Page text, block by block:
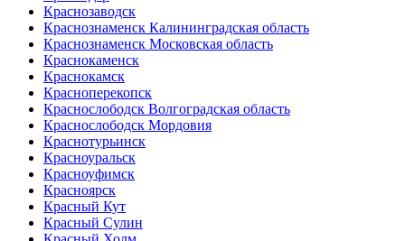
Краснозаводск
Краснознаменск Калининградская область
Краснознаменск Московская область
Краснокаменск
Краснокамск
Красноперекопск
Краснослободск Волгоградская область
Краснослободск Мордовия
Краснотурьинск
Красноуральск
Красноуфимск
Красноярск
Красный Кут
Красный Сулин